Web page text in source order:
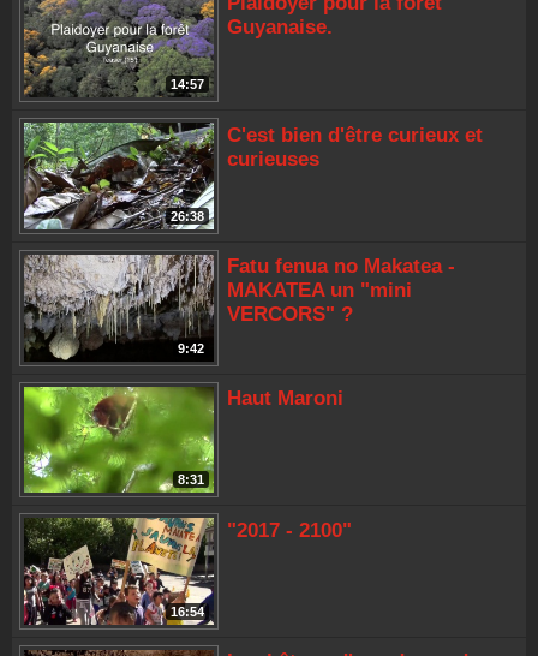
14:57
Guyanaise.
26:38
C'est bien d'être curieux et
curieuses
9:42
Fatu fenua no Makatea -
MAKATEA un "mini
VERCORS" ?
8:31
Haut Maroni
16:54
"2017 - 2100"